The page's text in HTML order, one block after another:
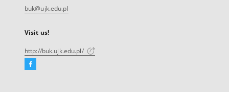
buk@ujk.edu.pl
Visit us!
http://buk.ujk.edu.pl/
Facebook